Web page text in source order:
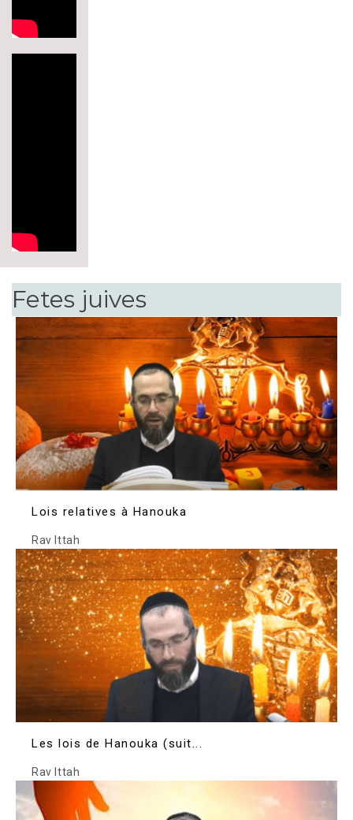
Fetes juives
Lois relatives à Hanouka
Rav Ittah
Les lois de Hanouka (suit...
Rav Ittah